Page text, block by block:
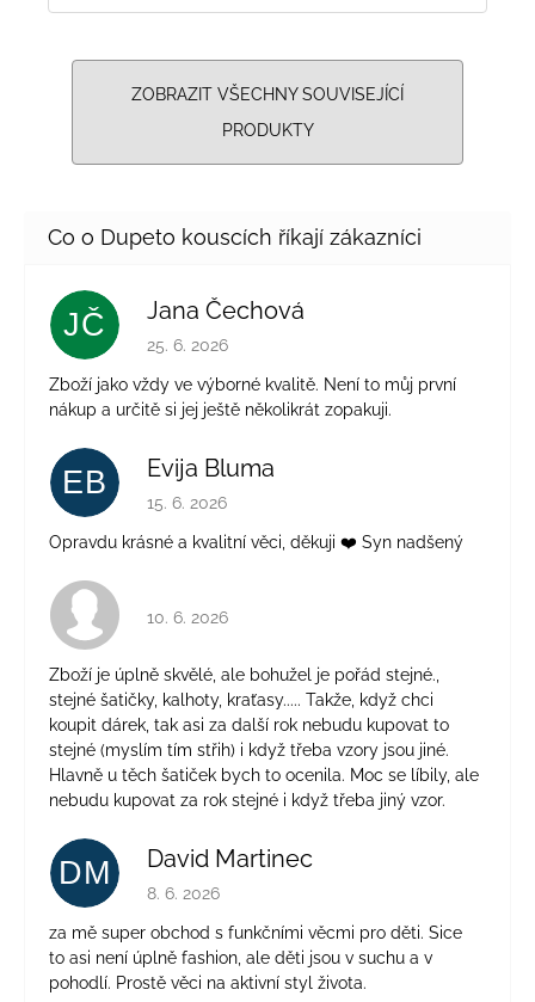
ZOBRAZIT VŠECHNY SOUVISEJÍCÍ
PRODUKTY
JČ Jana Čechová
Hodnocení obchodu je 5 z 5 hvězdiček.
25. 6. 2026
Zboží jako vždy ve výborné kvalitě. Není to můj první
nákup a určitě si jej ještě několikrát zopakuji.
EB Evija Bluma
Hodnocení obchodu je 5 z 5 hvězdiček.
15. 6. 2026
Opravdu krásné a kvalitní věci, děkuji ❤️ Syn nadšený
Hodnocení obchodu je 4 z 5 hvězdiček.
10. 6. 2026
Zboží je úplně skvělé, ale bohužel je pořád stejné.,
stejné šatičky, kalhoty, kraťasy..... Takže, když chci
koupit dárek, tak asi za další rok nebudu kupovat to
stejné (myslím tím střih) i když třeba vzory jsou jiné.
Hlavně u těch šatiček bych to ocenila. Moc se líbily, ale
nebudu kupovat za rok stejné i když třeba jiný vzor.
DM David Martinec
Hodnocení obchodu je 5 z 5 hvězdiček.
8. 6. 2026
za mě super obchod s funkčními věcmi pro děti. Sice
to asi není úplně fashion, ale děti jsou v suchu a v
pohodlí. Prostě věci na aktivní styl života.